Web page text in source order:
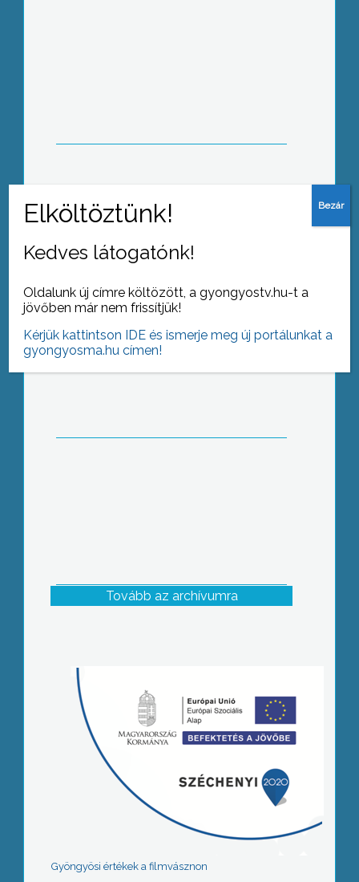
Felújítást sürgetnek
Tovább az archívumra
Gyöngyösi értékek a filmvásznon
Kedves látogatónk!
Oldalunk új címre költözött, a gyongyostv.hu-t a
jövőben már nem frissítjük!
Kérjük kattintson IDE és ismerje meg új portálunkat a
gyongyosma.hu címen!